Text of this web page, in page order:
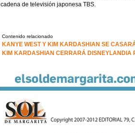
cadena de televisión japonesa TBS.
Contenido relacionado
KANYE WEST Y KIM KARDASHIAN SE
KIM KARDASHIAN CERRARÁ DISNEYLANDIA